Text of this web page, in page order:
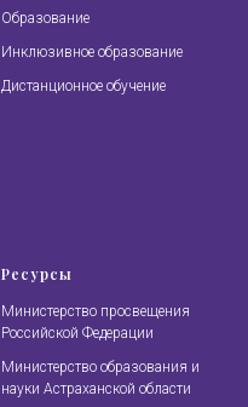
Образование
Инклюзивное образование
Дистанционное обучение
Ресурсы
Министерство просвещения
Российской Федерации
Министерство образования и
науки Астраханской области